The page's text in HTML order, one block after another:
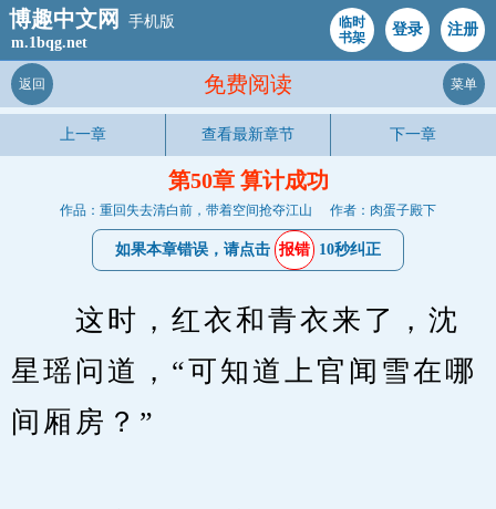
博趣中文网
手机版
m.1bqg.net
临时
书架
登录 注册
免费阅读
返回 菜单
上一章 查看最新章节 下一章
第50章 算计成功
作品：重回失去清白前，带着空间抢夺江山 作者：肉蛋子殿下
如果本章错误，请点击 报错 10秒纠正
这时，红衣和青衣来了，沈
星瑶问道，“可知道上官闻雪在哪
间厢房？”